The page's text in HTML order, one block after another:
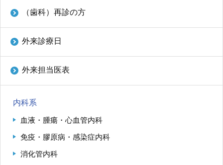
中文
（歯科）再診の方
外来診療日
外来担当医表
内科系
血液・腫瘍・心血管内科
免疫・膠原病・感染症内科
消化管内科